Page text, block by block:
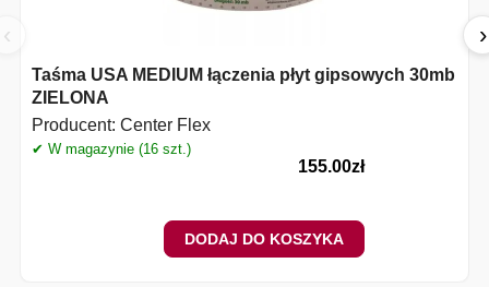
‹
Taśma USA MEDIUM łączenia płyt gipsowych 30mb
ZIELONA
Producent: Center Flex
✔ W magazynie (16 szt.)
155.00zł
DODAJ DO KOSZYKA
›